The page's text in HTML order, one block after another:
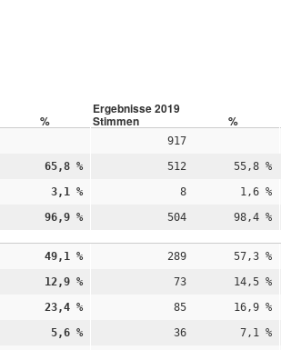
Ergebnisse 2019
% Stimmen %
917
65,8 % 512 55,8 %
3,1 % 8 1,6 %
96,9 % 504 98,4 %
49,1 % 289 57,3 %
12,9 % 73 14,5 %
23,4 % 85 16,9 %
5,6 % 36 7,1 %